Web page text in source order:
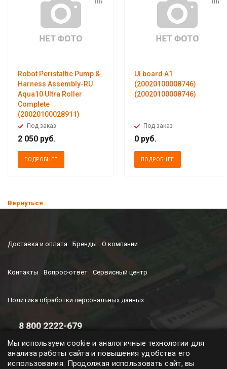
Robot Peristaltic Pump &
Harness Assembly-RU
Aqua10 Ultra Roller
Complete
(20020100028911)
Под заказ
2 050 руб.
ПОДРОБНЕЕ
UI board A1
(20020100008746)
(20020100008746)
Под заказ
0 руб.
ПОДРОБНЕЕ
Вернуться
Доставка и оплата Бренды О компании
Контакты Вопрос-ответ Сервисный центр
Политика обработки персональных данных
8 800 2222-679
с 9-00 до 19-00 (ПН-ПТ)
Мы используем cookie и аналогичные технологии для
анализа работы сайта и повышения удобства его
использования. Продолжая использовать сайт, вы